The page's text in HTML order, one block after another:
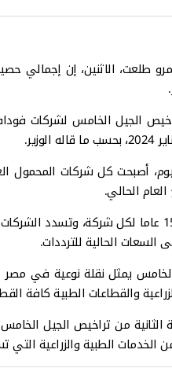
الجيل الخامس لشركات
الحالي.
وتبلغ مدة التراخيص الجديدة 15 عاما
السعات الحالية للترددات.
يمثل نقلة نوعية في مصر
والقطاعات الطبية كافة
الثانية من تراخيص الجيل
الطبية والزراعية التي تسهم في تحقيق